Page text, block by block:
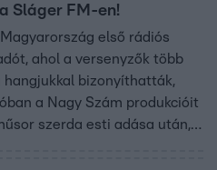
Sláger FM-en!
első rádiós
ahol a versenyzők több
bizonyíthatták,
a Nagy Szám produkcióit
szerda esti adása után,